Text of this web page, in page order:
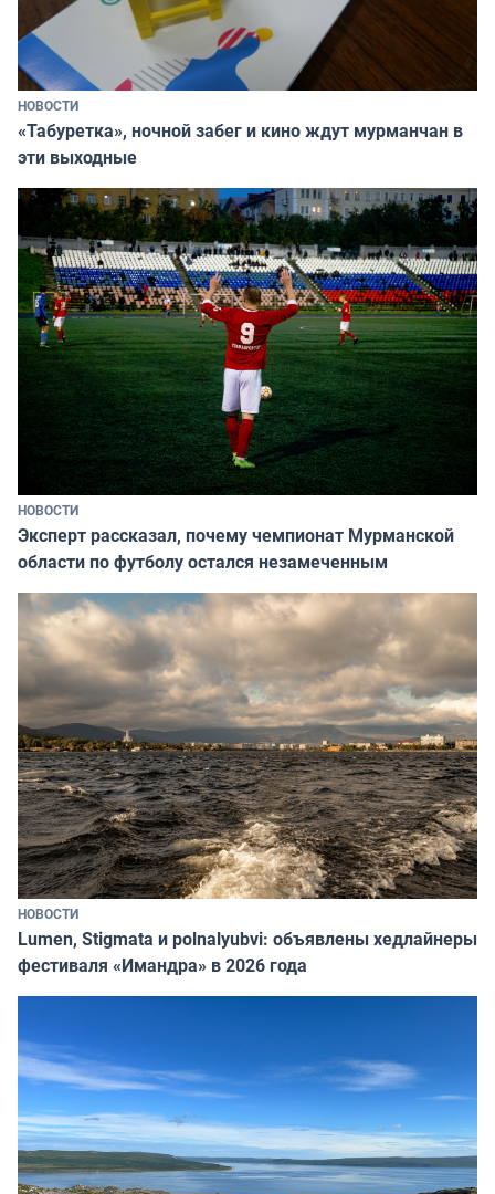
НОВОСТИ
«Табуретка», ночной забег и кино ждут мурманчан в
эти выходные
НОВОСТИ
Эксперт рассказал, почему чемпионат Мурманской
области по футболу остался незамеченным
НОВОСТИ
Lumen, Stigmata и polnalyubvi: объявлены хедлайнеры
фестиваля «Имандра» в 2026 года